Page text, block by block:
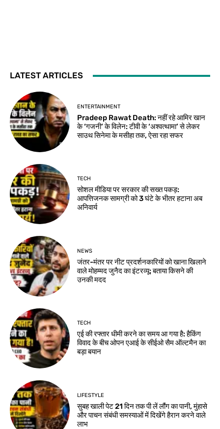
LATEST ARTICLES
ENTERTAINMENT
Pradeep Rawat Death: नहीं रहे आमिर खान
के ‘गजनी’ के विलेन: टीवी के ‘अश्वत्थामा’ से लेकर
साउथ सिनेमा के मसीहा तक, ऐसा रहा सफर
TECH
सोशल मीडिया पर सरकार की सख्त पकड़:
आपत्तिजनक सामग्री को 3 घंटे के भीतर हटाना अब
अनिवार्य
NEWS
जंतर-मंतर पर नीट प्रदर्शनकारियों को खाना खिलाने
वाले मोहम्मद जुनैद का इंटरव्यू: बताया किसने की
उनकी मदद
TECH
एई की रफ्तार धीमी करने का समय आ गया है: हैकिंग
विवाद के बीच ओपन एआई के सीईओ सैम ऑल्टमैन का
बड़ा बयान
LIFESTYLE
सुबह खाली पेट 21 दिन तक पी लें लौंग का पानी, मुंहासे
और पाचन संबंधी समस्याओं में दिखेंगे हैरान करने वाले
लाभ